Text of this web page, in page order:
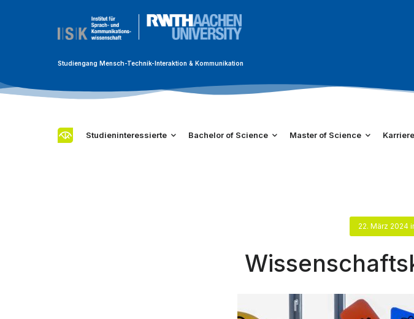
Studiengang Mensch-Technik-Interaktion & Kommunikation
Studieninteressierte Bachelor of Science Master of Science Karriere
22. März 2024